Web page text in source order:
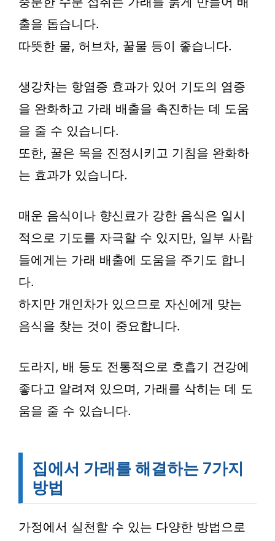
출을 돕습니다.
따뜻한 물, 허브차, 꿀물 등이 좋습니다.
생강차는 항염증 효과가 있어 기도의 염증
을 완화하고 가래 배출을 촉진하는 데 도움
을 줄 수 있습니다.
또한, 꿀은 목을 진정시키고 기침을 완화하
는 효과가 있습니다.
매운 음식이나 향신료가 강한 음식은 일시
적으로 기도를 자극할 수 있지만, 일부 사람
들에게는 가래 배출에 도움을 주기도 합니
다.
하지만 개인차가 있으므로 자신에게 맞는
음식을 찾는 것이 중요합니다.
도라지, 배 등도 전통적으로 호흡기 건강에
좋다고 알려져 있으며, 가래를 삭히는 데 도
움을 줄 수 있습니다.
집에서 가래를 해결하는 7가지
방법
가정에서 실천할 수 있는 다양한 방법으로